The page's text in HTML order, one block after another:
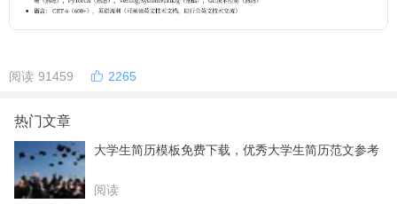
阅读 91459 2265
热门文章
大学生简历模板免费下载，优秀大学生简历范文参考
阅读